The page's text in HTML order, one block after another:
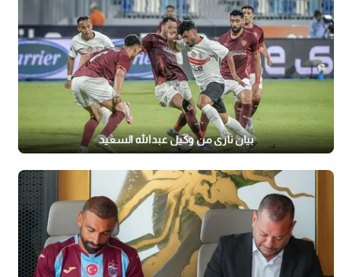
بيان ناري من وكيل عبدالله السعيد